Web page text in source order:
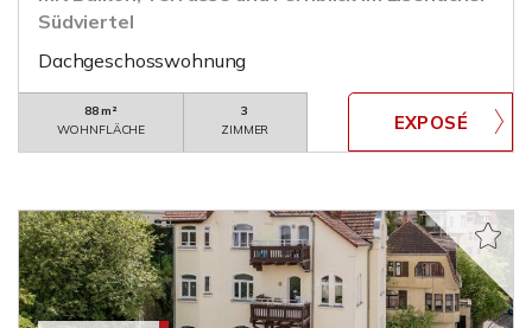
Südviertel
Dachgeschosswohnung
88 m²
WOHNFLÄCHE
3
ZIMMER